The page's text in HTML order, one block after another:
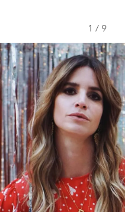
1 / 9